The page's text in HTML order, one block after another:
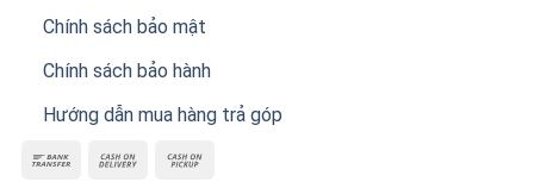
Chính sách bảo mật
Chính sách bảo hành
Hướng dẫn mua hàng trả góp